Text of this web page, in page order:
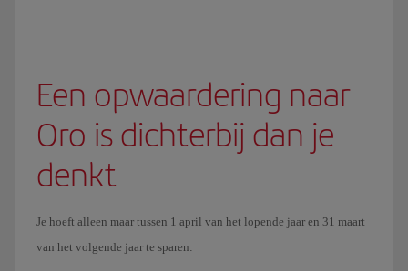
Een opwaardering naar
Oro is dichterbij dan je
denkt
Je hoeft alleen maar tussen 1 april van het lopende jaar en 31 maart
van het volgende jaar te sparen: